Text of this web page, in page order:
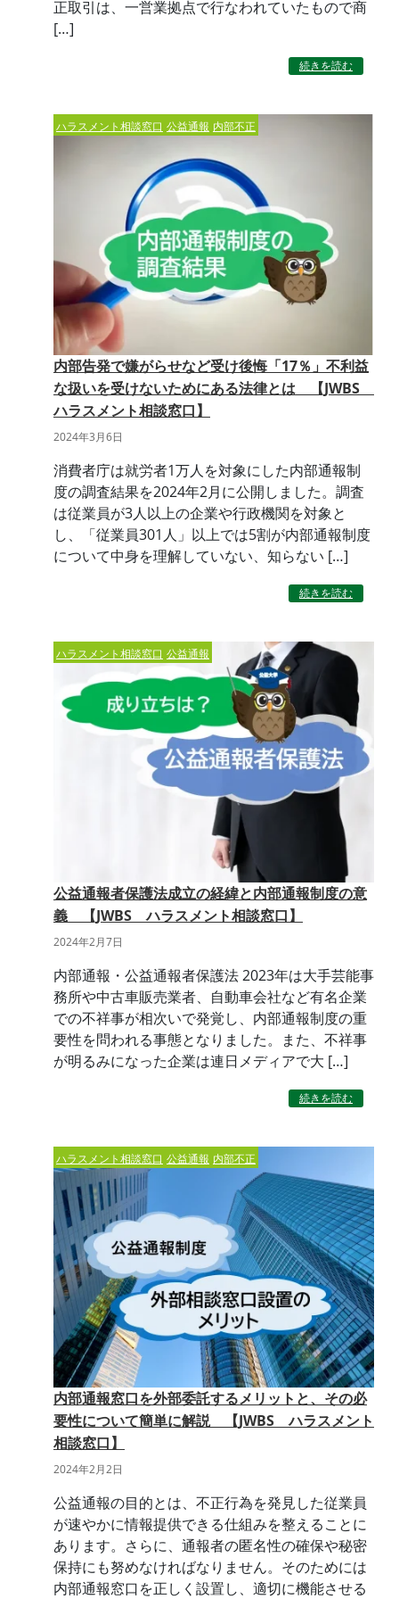
正取引は、一営業拠点で行なわれていたもので商
[…]
続きを読む
ハラスメント相談窓口 公益通報 内部不正
内部告発で嫌がらせなど受け後悔「17％」不利益
な扱いを受けないためにある法律とは 【JWBS
ハラスメント相談窓口】
2024年3月6日
消費者庁は就労者1万人を対象にした内部通報制
度の調査結果を2024年2月に公開しました。調査
は従業員が3人以上の企業や行政機関を対象と
し、「従業員301人」以上では5割が内部通報制度
について中身を理解していない、知らない […]
続きを読む
ハラスメント相談窓口 公益通報
公益通報者保護法成立の経緯と内部通報制度の意
義 【JWBS ハラスメント相談窓口】
2024年2月7日
内部通報・公益通報者保護法 2023年は大手芸能事
務所や中古車販売業者、自動車会社など有名企業
での不祥事が相次いで発覚し、内部通報制度の重
要性を問われる事態となりました。また、不祥事
が明るみになった企業は連日メディアで大 […]
続きを読む
ハラスメント相談窓口 公益通報 内部不正
内部通報窓口を外部委託するメリットと、その必
要性について簡単に解説 【JWBS ハラスメント
相談窓口】
2024年2月2日
公益通報の目的とは、不正行為を発見した従業員
が速やかに情報提供できる仕組みを整えることに
あります。さらに、通報者の匿名性の確保や秘密
保持にも努めなければなりません。そのためには
内部通報窓口を正しく設置し、適切に機能させる